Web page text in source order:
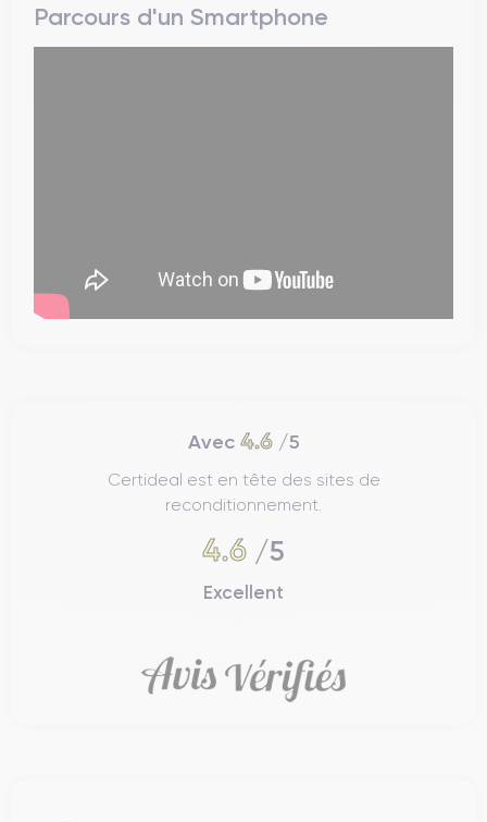
Parcours d'un Smartphone
Avec 4.6/5
Certideal est en tête des sites de
reconditionnement.
4.6 /5
Excellent